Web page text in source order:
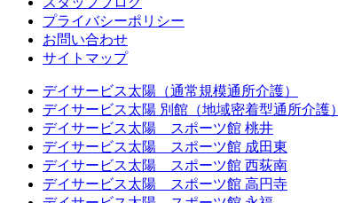
プライバシーポリシー
お問い合わせ
サイトマップ
デイサービス太陽（通常規模通所介護）
デイサービス太陽 別館（地域密着型通所介護）
デイサービス太陽 スポーツ館 桃井
デイサービス太陽 スポーツ館 成田東
デイサービス太陽 スポーツ館 西荻南
デイサービス太陽 スポーツ館 高円寺